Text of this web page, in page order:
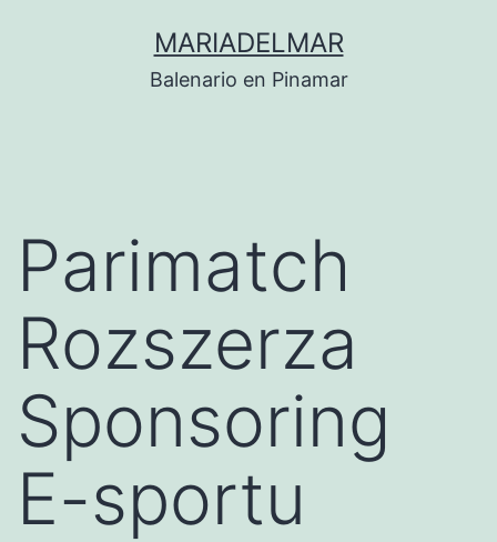
MARIADELMAR
Balenario en Pinamar
Parimatch
Rozszerza
Sponsoring
E-sportu